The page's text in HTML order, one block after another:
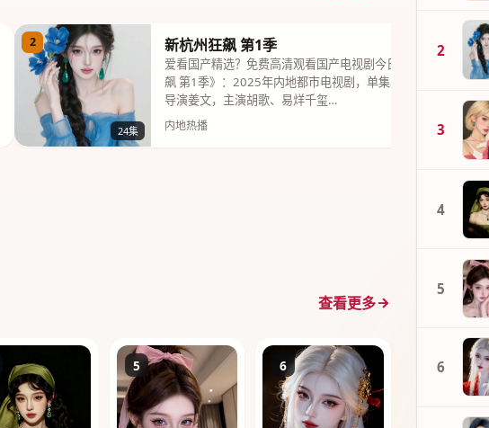
2
24集
新杭州狂飙 第1季
爱看国产精选？免费高清观看国产电视剧今日力推《新杭州狂
飙 第1季》：2025年内地都市电视剧，单集38分钟超清质感。
导演姜文，主演胡歌、易烊千玺…
内地热播 50万次播放
查看更多
5 6
2
3
4
5
6